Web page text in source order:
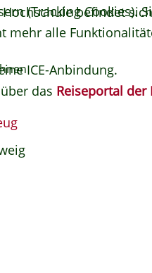
befindet
ICE-Anbindung.
das Reiseportal der
(Tracking Cookies).
mehr alle